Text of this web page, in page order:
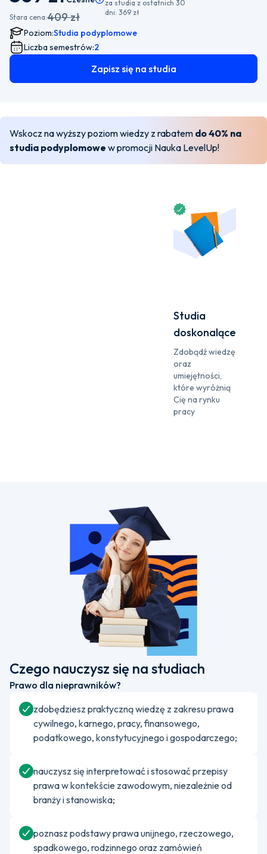
Stara cena:409 zł
za studia z ostatnich 30
dni: 369 zł
Poziom:Studia podyplomowe
Liczba semestrów:2
Zapisz się na studia
Wskocz na wyższy poziom wiedzy z rabatem do 40% na
studia podyplomowe w promocji Nauka LevelUp!
Studia
doskonalące
Zdobądź wiedzę
oraz
umiejętności,
które wyróżnią
Cię na rynku
pracy
Czego nauczysz się na studiach
Prawo dla nieprawników?
zdobędziesz praktyczną wiedzę z zakresu prawa
cywilnego, karnego, pracy, finansowego,
podatkowego, konstytucyjnego i gospodarczego;
nauczysz się interpretować i stosować przepisy
prawa w kontekście zawodowym, niezależnie od
branży i stanowiska;
poznasz podstawy prawa unijnego, rzeczowego,
spadkowego, rodzinnego oraz zamówień